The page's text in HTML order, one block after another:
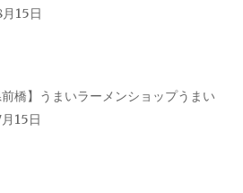
15日
前橋】うまいラーメンショップうまい
15日